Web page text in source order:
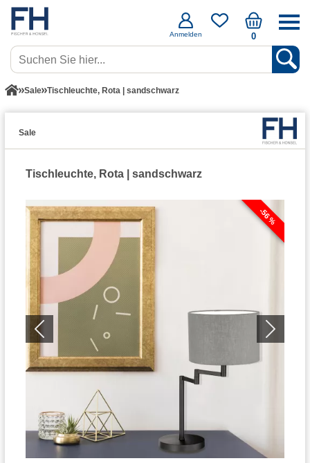
Anmelden 0
Sale Tischleuchte, Rota | sandschwarz
Sale
Tischleuchte, Rota | sandschwarz
-56 %